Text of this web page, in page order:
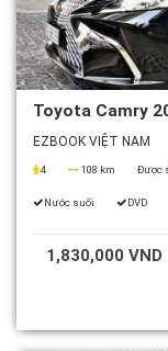
Toyota Camry
EZBOOK VIỆT NAM
4 108 km Được
Nước suối DVD
1,830,000 VND